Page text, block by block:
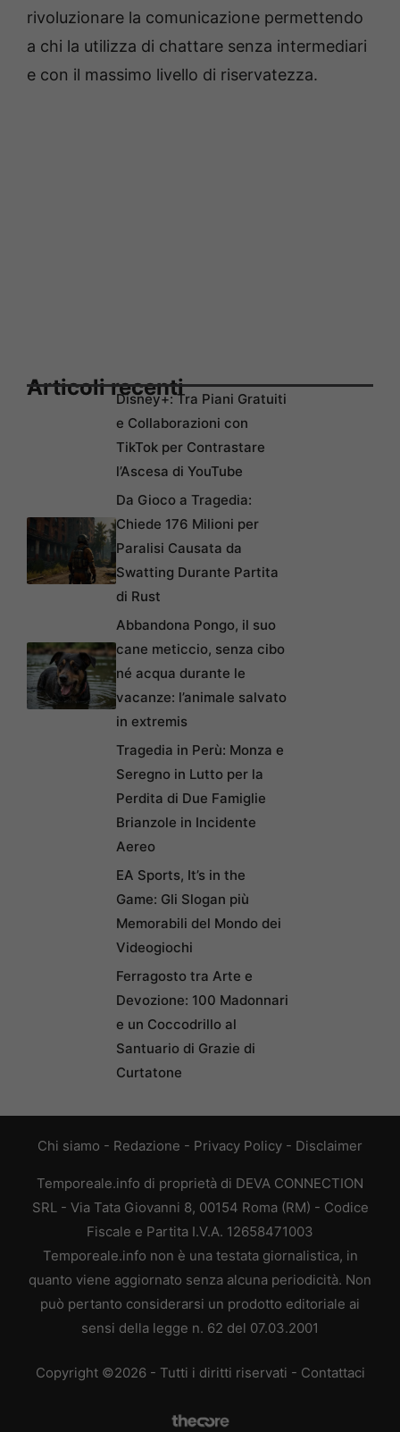
rivoluzionare la comunicazione permettendo
a chi la utilizza di chattare senza intermediari
e con il massimo livello di riservatezza.
Articoli recentiDisney+: Tra Piani Gratuiti
e Collaborazioni con
TikTok per Contrastare
l’Ascesa di YouTube
Da Gioco a Tragedia:
Chiede 176 Milioni per
Paralisi Causata da
Swatting Durante Partita
di Rust
Abbandona Pongo, il suo
cane meticcio, senza cibo
né acqua durante le
vacanze: l’animale salvato
in extremis
Tragedia in Perù: Monza e
Seregno in Lutto per la
Perdita di Due Famiglie
Brianzole in Incidente
Aereo
EA Sports, It’s in the
Game: Gli Slogan più
Memorabili del Mondo dei
Videogiochi
Ferragosto tra Arte e
Devozione: 100 Madonnari
e un Coccodrillo al
Santuario di Grazie di
Curtatone
Chi siamo - Redazione - Privacy Policy - Disclaimer
Temporeale.info di proprietà di DEVA CONNECTION
SRL - Via Tata Giovanni 8, 00154 Roma (RM) - Codice
Fiscale e Partita I.V.A. 12658471003
Temporeale.info non è una testata giornalistica, in
quanto viene aggiornato senza alcuna periodicità. Non
può pertanto considerarsi un prodotto editoriale ai
sensi della legge n. 62 del 07.03.2001
Copyright ©2026 - Tutti i diritti riservati - Contattaci